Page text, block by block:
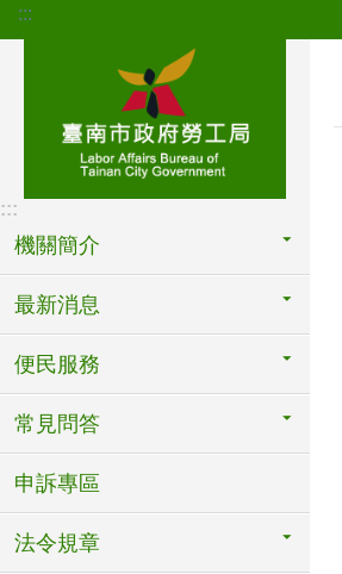
跳到主要內容區塊
:::
:::
機關簡介
最新消息
便民服務
常見問答
申訴專區
法令規章